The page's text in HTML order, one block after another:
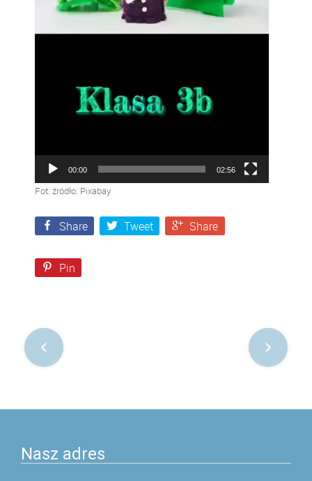
00:00 02:56
Fot. źródło: Pixabay
Share Tweet Share
Pin
Nawigacja
postach
Nasz adres